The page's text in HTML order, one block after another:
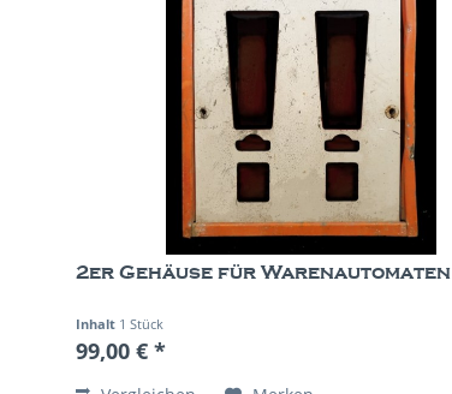
2er Gehäuse für Warenautomaten
Inhalt 1 Stück
99,00 € *